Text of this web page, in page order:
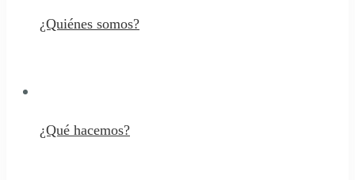
¿Quiénes somos?
¿Qué hacemos?